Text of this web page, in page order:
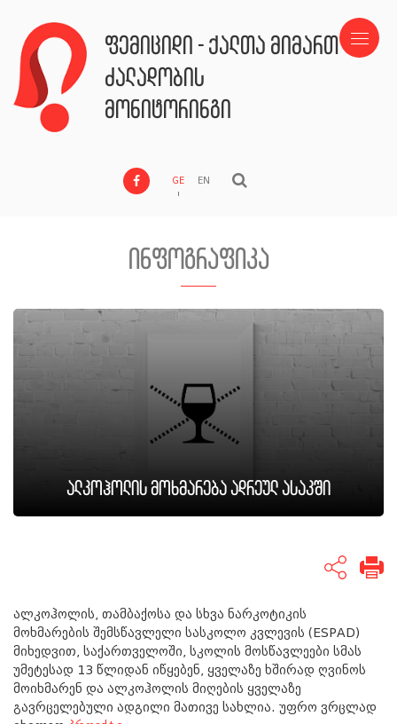
ფემიციდი - ქალთა მიმართ
ძალადობის
მონიტორინგი
GE EN
ინფოგრაფიკა
ალკოჰოლის მოხმარება ადრეულ ასაკში
ალკოჰოლის, თამბაქოსა და სხვა ნარკოტიკის
მოხმარების შემსწავლელი სასკოლო კვლევის (ESPAD)
მიხედვით, საქართველოში, სკოლის მოსწავლეები სმას
უმეტესად 13 წლიდან იწყებენ, ყველაზე ხშირად ღვინოს
მოიხმარენ და ალკოჰოლის მიღების ყველაზე
გავრცელებული ადგილი მათივე სახლია. უფრო ვრცლად